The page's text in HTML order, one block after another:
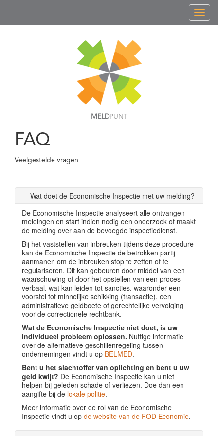
MELDPUNT
FAQ
Veelgestelde vragen
Wat doet de Economische Inspectie met uw melding?
De Economische Inspectie analyseert alle ontvangen
meldingen en start indien nodig een onderzoek of maakt
de melding over aan de bevoegde inspectiedienst.
Bij het vaststellen van inbreuken tijdens deze procedure
kan de Economische Inspectie de betrokken partij
aanmanen om de inbreuken stop te zetten of te
regulariseren. Dit kan gebeuren door middel van een
waarschuwing of door het opstellen van een proces-
verbaal, wat kan leiden tot sancties, waaronder een
voorstel tot minnelijke schikking (transactie), een
administratieve geldboete of gerechtelijke vervolging
voor de correctionele rechtbank.
Wat de Economische Inspectie niet doet, is uw
individueel probleem oplossen. Nuttige informatie
over de alternatieve geschillenregeling tussen
ondernemingen vindt u op BELMED.
Bent u het slachtoffer van oplichting en bent u uw
geld kwijt? De Economische Inspectie kan u niet
helpen bij geleden schade of verliezen. Doe dan een
aangifte bij de lokale politie.
Meer informatie over de rol van de Economische
Inspectie vindt u op de website van de FOD Economie.